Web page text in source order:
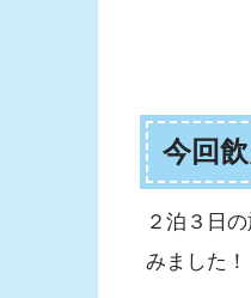
今回
２泊３日
みました！